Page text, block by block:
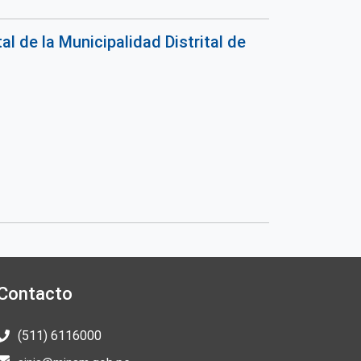
de la Municipalidad Distrital de
(511) 6116000